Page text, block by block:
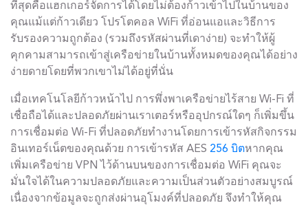
ที่สุดคือแฮกเกอร์จัดการได้โดยไม่ต้องก้าวเข้าไปในบ้านของ
คุณแม้แต่ก้าวเดียว โปรโตคอล WiFi ที่อ่อนแอและวิธีการ
รับรองความถูกต้อง (รวมถึงรหัสผ่านที่เดาง่าย) จะทำให้ผู้
คุกคามสามารถเข้าสู่เครือข่ายในบ้านทั้งหมดของคุณได้อย่าง
ง่ายดายโดยที่พวกเขาไม่ได้อยู่ที่นั่น
เมื่อเทคโนโลยีก้าวหน้าไป การพึ่งพาเครือข่ายไร้สาย Wi-Fi ที่
เชื่อถือได้และปลอดภัยผ่านเราเตอร์หรืออุปกรณ์ใดๆ ก็เพิ่มขึ้น
การเชื่อมต่อ Wi-Fi ที่ปลอดภัยทำงานโดยการเข้ารหัสกิจกรรม
อินเทอร์เน็ตของคุณด้วย การเข้ารหัส AES 256 บิตหากคุณ
เพิ่มเครือข่าย VPN ไว้ด้านบนของการเชื่อมต่อ WiFi คุณจะ
มั่นใจได้ในความปลอดภัยและความเป็นส่วนตัวอย่างสมบูรณ์
เนื่องจากข้อมูลจะถูกส่งผ่านอุโมงค์ที่ปลอดภัย จึงทำให้คุณ